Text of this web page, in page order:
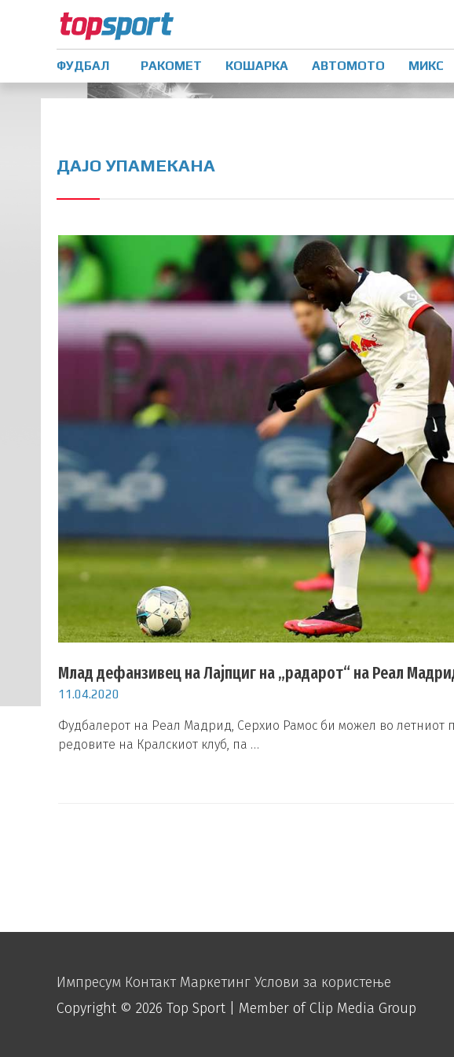
ФУДБАЛ РАКОМЕТ КОШАРКА АВТОМОТО МИКС
ДАЈО УПАМЕКАНА
Млад дефанзивец на Лајпциг на „радарот“ на Реал
11.04.2020
Фудбалерот на Реал Мадрид, Серхио Рамос би можел во летниот
редовите на Кралскиот клуб, па …
Импресум Контакт Маркетинг Услови за користење
Copyright © 2026 Top Sport | Member of Clip Media Group